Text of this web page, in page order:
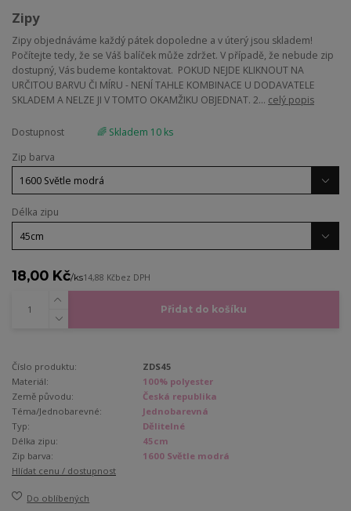
Zipy
Zipy objednáváme každý pátek dopoledne a v úterý jsou skladem!
Počítejte tedy, že se Váš balíček může zdržet. V případě, že nebude zip
dostupný, Vás budeme kontaktovat. POKUD NEJDE KLIKNOUT NA
URČITOU BARVU ČI MÍRU - NENÍ TAHLE KOMBINACE U DODAVATELE
SKLADEM A NELZE JI V TOMTO OKAMŽIKU OBJEDNAT. 2... celý popis
Dostupnost
🌈 Skladem 10 ks
Zip barva
Délka zipu
18,00 Kč/ks14,88 Kčbez DPH
Přidat do košíku
Číslo produktu:
ZDS45
Materiál:
100% polyester
Země původu:
Česká republika
Téma/Jednobarevné:
Jednobarevná
Typ:
Dělitelné
Délka zipu:
45cm
Zip barva:
1600 Světle modrá
Hlídat cenu / dostupnost
Do oblíbených